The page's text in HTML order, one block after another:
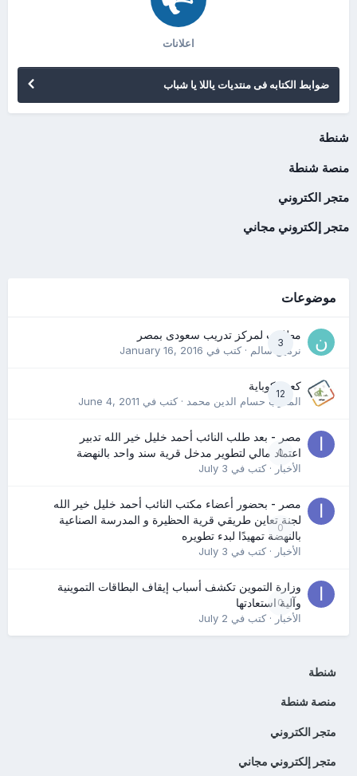
اعلانات
ضوابط الكتابه فى منتديات ياللا يا شباب
شنطة
منصة شنطة
متجر الكتروني
متجر إلكتروني مجاني
موضوعات
3
مطلوب لمركز تدريب سعودى بمصر
نرمين سالم· كتب في January 16, 2016
12
كعب كوباية
المدرب حسام الدين محمد· كتب في June 4, 2011
0
مصر - بعد طلب النائب أحمد خليل خير الله تدبير
اعتماد مالي لتطوير مدخل قرية سند واحد بالنهضة
الأخبار· كتب في July 3
0
مصر - بحضور أعضاء مكتب النائب أحمد خليل خير الله
لجنة تعاين طريقي قرية الحظيرة و المدرسة الصناعية
بالنهضة تمهيدًا لبدء تطويره
الأخبار· كتب في July 3
0
وزارة التموين تكشف أسباب إيقاف البطاقات التموينية
وآلية استعادتها
الأخبار· كتب في July 2
شنطة
منصة شنطة
متجر الكتروني
متجر إلكتروني مجاني